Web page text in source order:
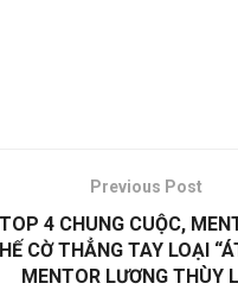
Previous Post
4 CHUNG CUỘC,
CỜ THẲNG TAY LOẠI
MENTOR LƯƠNG THÙY